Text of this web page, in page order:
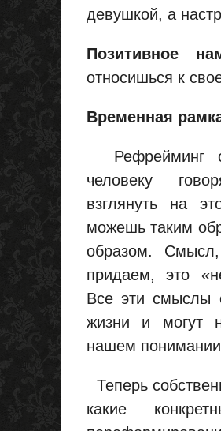
девушкой, а
Позитивное
относишься к
Временная
Рефрейминг
человеку
взглянуть на
можешь таким
образом.
придаем, это
Все эти смыслы
жизни и могут
нашем
Теперь
какие